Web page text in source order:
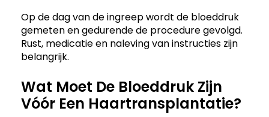
Op de dag van de ingreep wordt de bloeddruk
gemeten en gedurende de procedure gevolgd.
Rust, medicatie en naleving van instructies zijn
belangrijk.
Wat Moet De Bloeddruk Zijn
Vóór Een Haartransplantatie?